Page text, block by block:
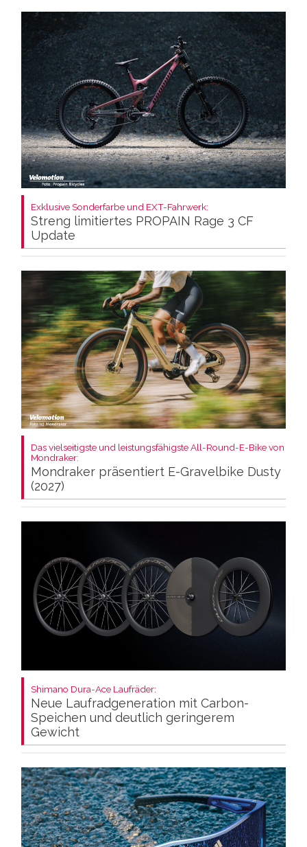
Exklusive Sonderfarbe und EXT-Fahrwerk:
Streng limitiertes PROPAIN Rage 3 CF
Update
Das vielseitigste und leistungsfähigste All-Round-E-Bike von
Mondraker:
Mondraker präsentiert E-Gravelbike Dusty
(2027)
Shimano Dura-Ace Laufräder:
Neue Laufradgeneration mit Carbon-
Speichen und deutlich geringerem
Gewicht